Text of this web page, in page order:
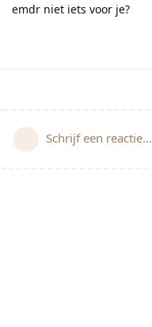
emdr niet iets voor je?
Schrijf een reactie...